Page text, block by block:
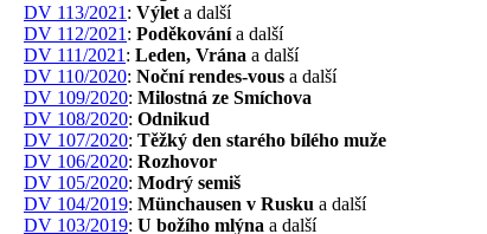
DV 113/2021 : Výlet a další
DV 112/2021 : Poděkovánía další
DV 111/2021 : Leden, Vrána a další
DV 110/2020: Noční rendes-vous a další
DV 109/2020: Milostná ze Smíchova
DV 108/2020: Odnikud
DV 107/2020: Těžký den starého bílého muže
DV 106/2020: Rozhovor
DV 105/2020: Modrý semiš
DV 104/2019: Münchausen v Rusku a další
DV 103/2019: U božího mlýna a další